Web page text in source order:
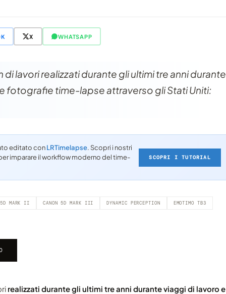
X WHATSAPP
lavori realizzati durante gli ultimi tre anni durante
fotografie time-lapse attraverso gli Stati Uniti:
editato conLRTimelapse. Scopri i nostri
imparare il workflow moderno del time-
SCOPRI I TUTORIAL
5D MARK II CANON 5D MARK III DYNAMIC PERCEPTION EMOTIMO TB3
realizzati durante gli ultimi tre anni durante viaggi di lavoro e